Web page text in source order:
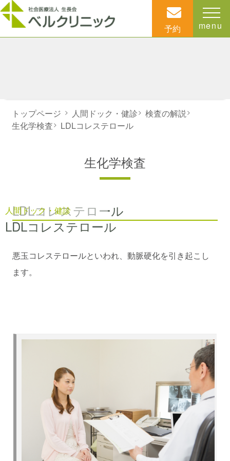
予約 menu
人間ドック・健診
LDLコレステロール
トップページ > 人間ドック・健診> 検査の解説>
生化学検査> LDLコレステロール
生化学検査
LDLコレステロール
悪玉コレステロールといわれ、動脈硬化を引き起こし
ます。